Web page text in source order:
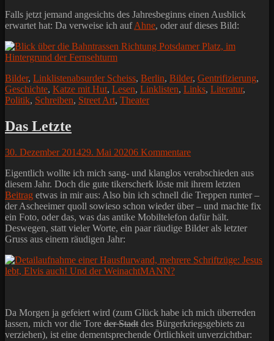
Falls jetzt jemand angesichts des Jahresbeginns einen Ausblick
erwartet hat: Da verweise ich aufAhne, oder auf dieses Bild:
Kategorien
Bilder, LinklistenSchlagworte
absurder Scheiss, Berlin, Bilder, Gentrifizierung,
Geschichte, Katze mit Hut, Lesen, Linklisten, Links, Literatur,
Politik, Schreiben, Street Art, Theater
Das Letzte
Posted
30. Dezember 201429. Mai 20206 Kommentare
Eigentlich wollte ich mich sang- und klanglos verabschieden aus
diesem Jahr. Doch die gute tikerscherk löste mit ihrem letzten
Beitrag etwas in mir aus: Also bin ich schnell die Treppen runter –
der Ascheeimer quoll sowieso schon wieder über – und machte fix
ein Foto, oder das, was das antike Mobiltelefon dafür hält.
Deswegen, statt vieler Worte, ein paar räudige Bilder als letzter
Gruss aus einem räudigen Jahr:
Da Morgen ja gefeiert wird (zum Glück habe ich mich überreden
lassen, mich vor die Tore der Stadt des Bürgerkriegsgebiets zu
verziehen), ist eine dementsprechende Örtlichkeit unverzichtbar: